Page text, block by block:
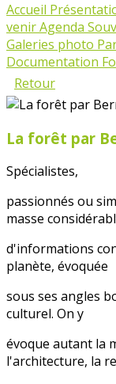
Accueil
venirAgenda
Galeries photo
Documentation
Retour
La forêt par
Spécialistes,
passionnés ou
masse
d'informations
planète, évoquée
sous ses angles
culturel. On y
évoque autant la
l'architecture, la